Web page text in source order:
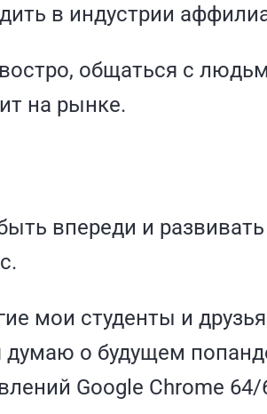
в индустрии
общаться с
на рынке.
впереди и
мои студенты и друзья
о будущем
Google Chrome 64/